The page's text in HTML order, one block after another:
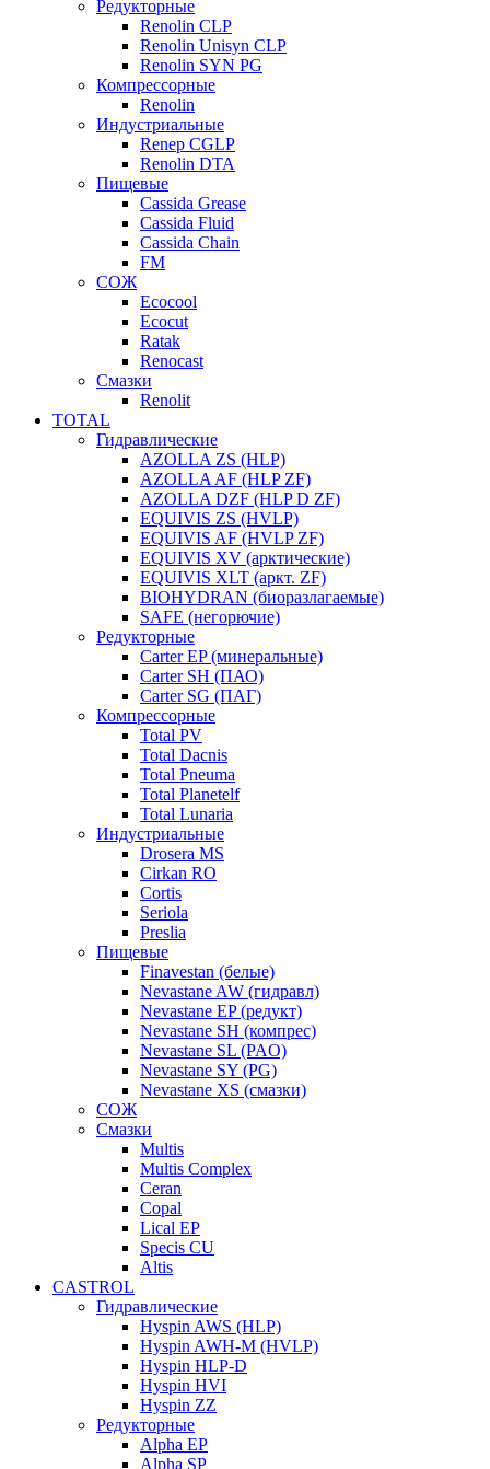
Редукторные
Renolin CLP
Renolin Unisyn CLP
Renolin SYN PG
Компрессорные
Renolin
Индустриальные
Renep CGLP
Renolin DTA
Пищевые
Cassida Grease
Cassida Fluid
Cassida Chain
FM
СОЖ
Ecocool
Ecocut
Ratak
Renocast
Смазки
Renolit
TOTAL
Гидравлические
AZOLLA ZS (HLP)
AZOLLA AF (HLP ZF)
AZOLLA DZF (HLP D ZF)
EQUIVIS ZS (HVLP)
EQUIVIS AF (HVLP ZF)
EQUIVIS XV (арктические)
EQUIVIS XLT (аркт. ZF)
BIOHYDRAN (биоразлагаемые)
SAFE (негорючие)
Редукторные
Carter EP (минеральные)
Carter SH (ПАО)
Carter SG (ПАГ)
Компрессорные
Total PV
Total Dacnis
Total Pneuma
Total Planetelf
Total Lunaria
Индустриальные
Drosera MS
Cirkan RO
Cortis
Seriola
Preslia
Пищевые
Finavestan (белые)
Nevastane AW (гидравл)
Nevastane EP (редукт)
Nevastane SH (компрес)
Nevastane SL (PAO)
Nevastane SY (PG)
Nevastane XS (смазки)
СОЖ
Смазки
Multis
Multis Complex
Ceran
Copal
Lical EP
Specis CU
Altis
CASTROL
Гидравлические
Hyspin AWS (HLP)
Hyspin AWH-M (HVLP)
Hyspin HLP-D
Hyspin HVI
Hyspin ZZ
Редукторные
Alpha EP
Alpha SP